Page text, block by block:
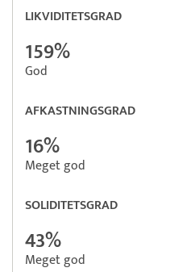
LIKVIDITETSGRAD
159%
God
AFKASTNINGSGRAD
16%
Meget god
SOLIDITETSGRAD
43%
Meget god